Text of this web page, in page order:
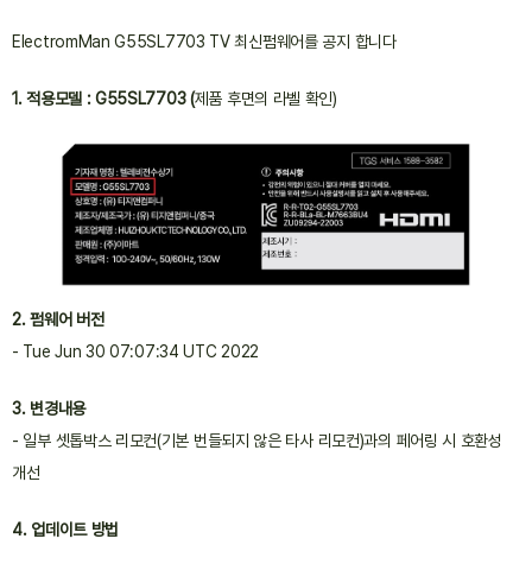
ElectromMan G55SL7703 TV 최신펌웨어를 공지 합니다
1. 적용모델 : G55SL7703 (제품 후면의 라벨 확인)
2. 펌웨어 버전
- Tue Jun 30 07:07:34 UTC 2022
3. 변경내용
- 일부 셋톱박스 리모컨(기본 번들되지 않은 타사 리모컨)과의 페어링 시 호환성
개선
4. 업데이트 방법